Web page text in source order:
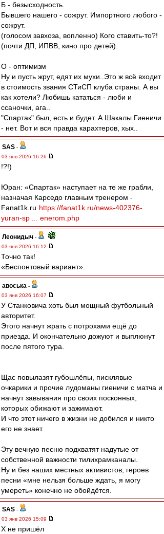
Б - безысходность.
Бывшего нашего - сожрут. Импортного любого -
сожрут.
(голосом завхоза, вопленно) Кого ставить-то?!
(почти ДП, ИПВВ, кино про детей).
О - оптимизм
Ну и пусть жрут, едят их мухи..Это ж всё входит
в стоимость звания СТиСП клуба страны. А вы
как хотели? Любишь кататься - люби и
ссаночки, ага..
"Спартак" был, есть и будет. А Шакалы Гиеничи
- нет. Вот и вся правда карахтеров, хых..
SAS -
03 янв 2026 16:26
!?!)
Юран: «Спартак» наступает на те же грабли,
назначая Карседо главным тренером -
Fanat1k.ru https://fanat1k.ru/news-402376-
yuran-sp ... enerom.php
Леонидыч -
03 янв 2026 16:12
Точно так!
«Беспонтовый вариант».
авоська -
03 янв 2026 16:07
У Станковича хоть был мощный футбольный
авторитет.
Этого начнут жрать с потрохами ещё до
приезда. И окончательно дожуют и выплюнут
после пятого тура.
Щас повылазят губошлёпы, писклявые
очкарики и прочие лудоманы гиеничи с матча и
начнут завывания про своих посконных,
которых обижают и зажимают.
И что этот ничего в жизни не добился и никто
его не знает.
Эту вечную песню подхватят надутые от
собственной важности тилихрамканалы.
Ну и без наших местных активистов, героев
песни «мне нельзя больше ждать, я могу
умереть» конечно не обойдётся.
SAS -
03 янв 2026 15:09
Х не пришёл